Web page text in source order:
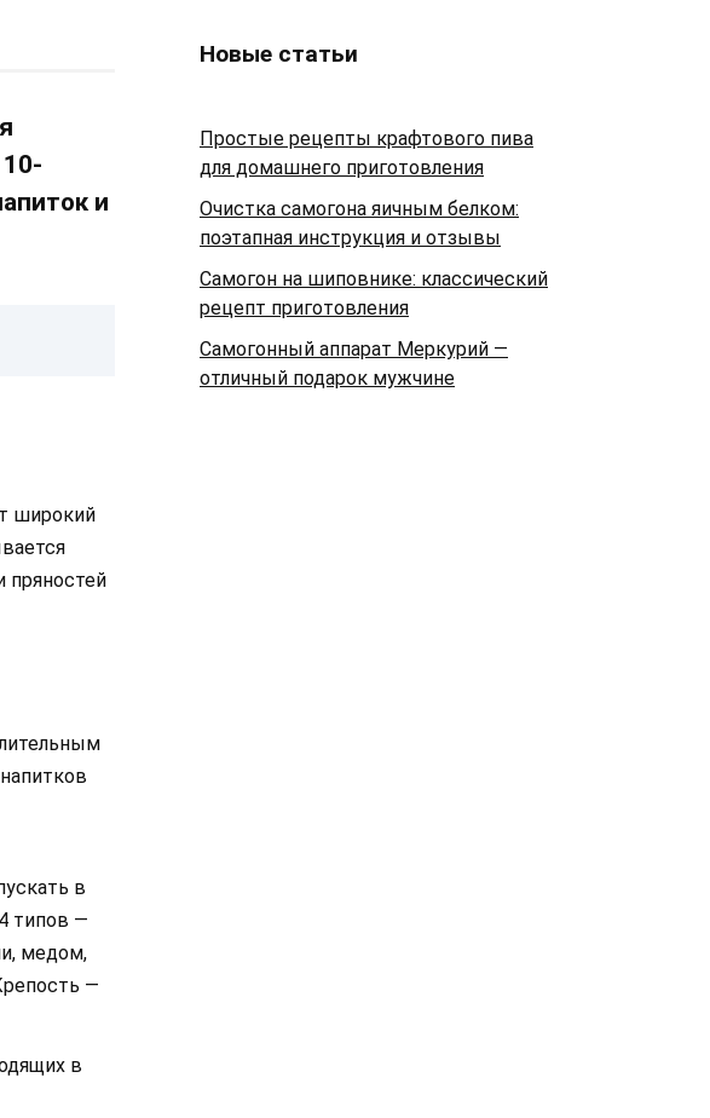
и
широкий
в
типов —
медом,
—
в
Новые статьи
Простые рецепты крафтового пива
для домашнего приготовления
Очистка самогона яичным белком:
поэтапная инструкция и отзывы
Самогон на шиповнике: классический
рецепт приготовления
Самогонный аппарат Меркурий —
отличный подарок мужчине